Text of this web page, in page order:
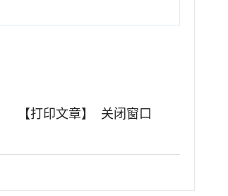
【打印文章】 关闭窗口